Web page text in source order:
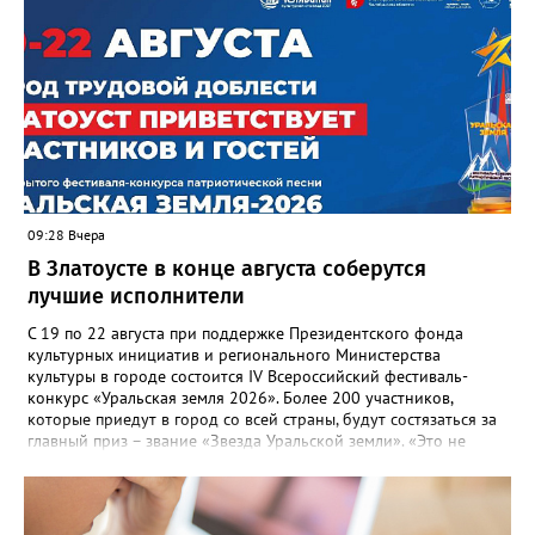
“перемерзания” общей домовой тепловой сети
многоквартирного дома, отсутствовало взаимодействие с
ресурсоснабжающей организацией, ЕДДС и иными службами»,
— сообщила начальник Главного управления ГЖИ Ирина
Настенко. В следующий раз, рекомендовали в
Госжилинспекции, службы должны действовать слаженно. И
оперативно делиться информацией со всеми
заинтересованными – от поставщика тепла до конечных
потребителей.
09:28 Вчера
В Златоусте в конце августа соберутся
лучшие исполнители
С 19 по 22 августа при поддержке Президентского фонда
культурных инициатив и регионального Министерства
культуры в городе состоится IV Всероссийский фестиваль-
конкурс «Уральская земля 2026». Более 200 участников,
которые приедут в город со всей страны, будут состязаться за
главный приз – звание «Звезда Уральской земли». «Это не
прослушивания участников, мастер-классы от ведущих
наставников, выступления победителей прошлых лет и
приглашённых артистов», - сообщает оргкомитет. Вход на все